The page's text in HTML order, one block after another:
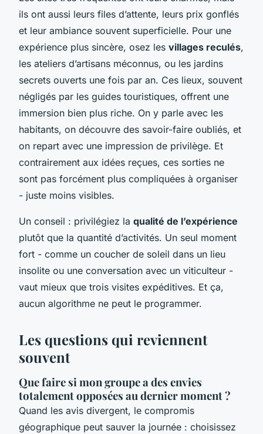
ils ont aussi leurs files d’attente, leurs prix gonflés
et leur ambiance souvent superficielle. Pour une
expérience plus sincère, osez les villages reculés,
les ateliers d’artisans méconnus, ou les jardins
secrets ouverts une fois par an. Ces lieux, souvent
négligés par les guides touristiques, offrent une
immersion bien plus riche. On y parle avec les
habitants, on découvre des savoir-faire oubliés, et
on repart avec une impression de privilège. Et
contrairement aux idées reçues, ces sorties ne
sont pas forcément plus compliquées à organiser
- juste moins visibles.
Un conseil : privilégiez la qualité de l’expérience
plutôt que la quantité d’activités. Un seul moment
fort - comme un coucher de soleil dans un lieu
insolite ou une conversation avec un viticulteur -
vaut mieux que trois visites expéditives. Et ça,
aucun algorithme ne peut le programmer.
Les questions qui reviennent
souvent
Que faire si mon groupe a des envies
totalement opposées au dernier moment ?
Quand les avis divergent, le compromis
géographique peut sauver la journée : choisissez